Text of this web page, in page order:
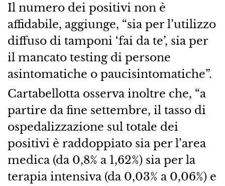
Il numero dei positivi non è
affidabile, aggiunge, “sia per l’utilizzo
diffuso di tamponi ‘fai da te’, sia per
il mancato testing di persone
asintomatiche o paucisintomatiche”.
Cartabellotta osserva inoltre che, “a
partire da fine settembre, il tasso di
ospedalizzazione sul totale dei
positivi è raddoppiato sia per l’area
medica (da 0,8% a 1,62%) sia per la
terapia intensiva (da 0,03% a 0,06%) e